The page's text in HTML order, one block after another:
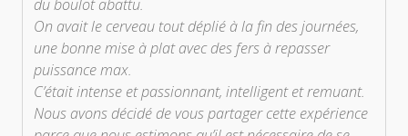
du boulot abattu.
On avait le cerveau tout déplié à la fin des journées,
une bonne mise à plat avec des fers à repasser
puissance max.
C’était intense et passionnant, intelligent et remuant.
Nous avons décidé de vous partager cette expérience